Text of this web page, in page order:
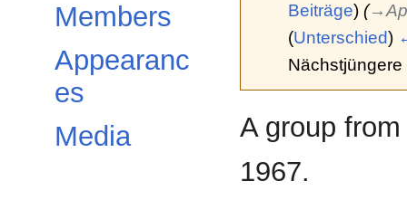
Members
Appearanc
es
Media
Beiträge) (
(Unterschied)
A group
1967.